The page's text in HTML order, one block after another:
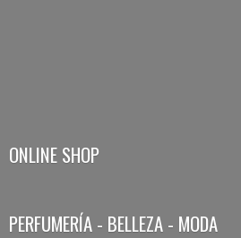
ONLINE SHOP
PERFUMERÍA - BELLEZA - MODA